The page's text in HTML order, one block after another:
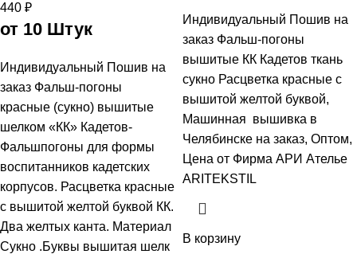
440 ₽
от 10 Штук
Индивидуальный Пошив на
заказ Фальш-погоны
красные (сукно) вышитые
шелком «КК» Кадетов-
Фальшпогоны для формы
воспитанников кадетских
корпусов. Расцветка красные
с вышитой желтой буквой КК.
Два желтых канта. Материал
Сукно .Буквы вышитая шелк
Индивидуальный Пошив на
заказ Фальш-погоны
вышитые КК Кадетов ткань
сукно Расцветка красные с
вышитой желтой буквой,
Машинная вышивка в
Челябинске на заказ, Оптом,
Цена от Фирма АРИ Ателье
ARITEKSTIL
В корзину